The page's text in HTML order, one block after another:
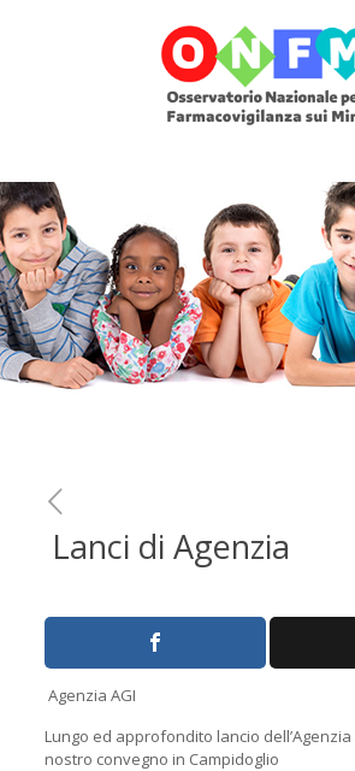
Lanci di Agenzia
Agenzia AGI
Lungo ed approfondito lancio
nostro convegno in Campidoglio